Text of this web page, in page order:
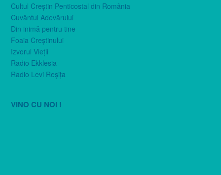
Cultul Creştin Penticostal din România
Cuvântul Adevărului
Din inimă pentru tine
Foaia Creştinului
Izvorul Vieţii
Radio Ekklesia
Radio Levi Reşiţa
VINO CU NOI !